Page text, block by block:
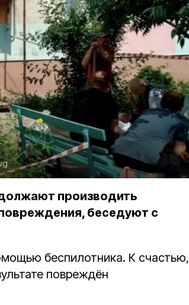
производить
беседуют с
беспилотника. К счастью,
повреждён